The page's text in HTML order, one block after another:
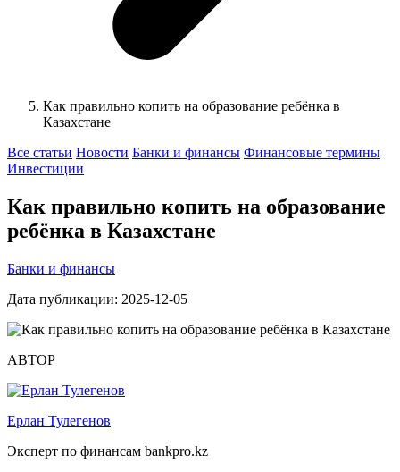
Как правильно копить на образование ребёнка в
Казахстане
Все статьи Новости Банки и финансы Финансовые термины
Инвестиции
Как правильно копить на образование
ребёнка в Казахстане
Банки и финансы
Дата публикации: 2025-12-05
АВТОР
Ерлан Тулегенов
Эксперт по финансам bankpro.kz